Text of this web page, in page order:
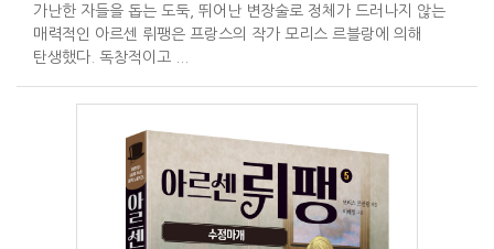
가난한 자들을 돕는 도둑, 뛰어난 변장술로 정체가 드러나지 않는
매력적인 아르센 뤼팽은 프랑스의 작가 모리스 르블랑에 의해
탄생했다. 독창적이고 ...